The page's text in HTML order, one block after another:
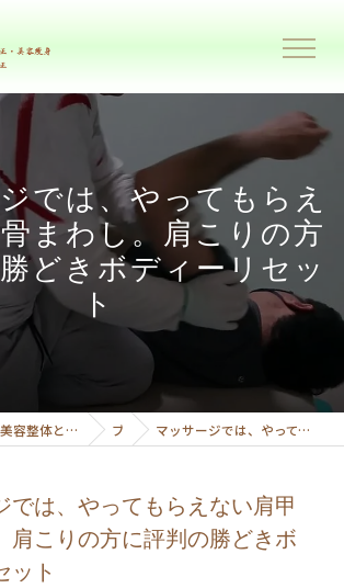
では、やってもらえ
まわし。肩こりの方
どきボディーリセッ
ト
勝どき・銀座で美容整体と美容痩身で理想のボディーへ導くプライベートサロンボディーリセット ブログ マッサージでは、やってもらえない肩甲骨まわし。肩こりの方に評判の勝どきボディーリセット
では、やってもらえない肩甲
肩こりの方に評判の勝どきボ
ット